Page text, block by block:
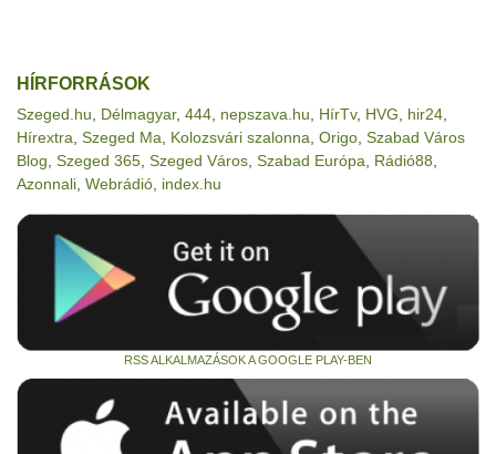
HÍRFORRÁSOK
Szeged.hu Délmagyar, 444 nepszava.hu HírTv, HVG hir24
Hírextra Szeged Ma Kolozsvári szalonna Origo Szabad Város
Blog Szeged 365 Szeged Város Szabad Európa Rádió88
Azonnali Webrádió index.hu
RSS ALKALMAZÁSOK A GOOGLE PLAY-BEN